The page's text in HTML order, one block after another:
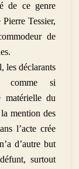
de ce genre
Tessier,
de
les déclarants
comme si
matérielle du
mention des
l’acte crée
d’autre but
surtout